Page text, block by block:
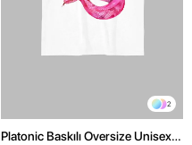
2
Platonic Baskılı Oversize Unisex